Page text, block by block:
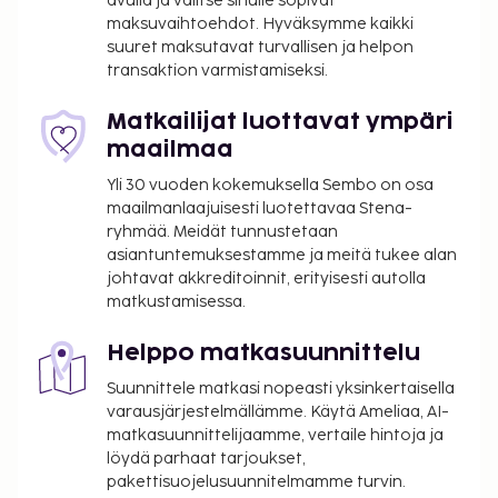
Käytössäsi on kuivapesula-/pesulapalvelut,
pyykinpesutilat ja tallelokero vastaanotossa.
lentokenttäkuljetukset (saatavilla ympäri
vuorokauden) ja maksulliset
saatavilla: kauden mukainen ulkouima-allas,
ilmainen langaton internetyhteys ja concierge-
palvelut. Maksullinen buffetaamiainen tarjotaan
päivittäin klo 8.00–10.30.
Majoituspaikka veloittaa seuraavat paikan päällä
suoritettavat maksut. Maksuihin saattaa sisältyä
sovellettavat verot:
Kaupunki perii kaupunkiveron, joka maksetaan
majoituspaikassa. Veron määrä riippuu
kaudesta, eikä sitä välttämättä peritä ympäri
vuoden. Muita poikkeuksia tai alennuksia
maksuvaihtoehdot. Hyväksymme kaikki
suuret maksutavat turvallisen ja helpon
transaktion varmistamiseksi.
Matkailijat luottavat ympäri
maailmaa
Yli 30 vuoden kokemuksella Sembo on osa
maailmanlaajuisesti luotettavaa Stena-
ryhmää. Meidät tunnustetaan
asiantuntemuksestamme ja meitä tukee alan
johtavat akkreditoinnit, erityisesti autolla
matkustamisessa.
Helppo matkasuunnittelu
Suunnittele matkasi nopeasti yksinkertaisella
varausjärjestelmällämme. Käytä Ameliaa, AI-
matkasuunnittelijaamme, vertaile hintoja ja
löydä parhaat tarjoukset,
pakettisuojelusuunnitelmamme turvin.